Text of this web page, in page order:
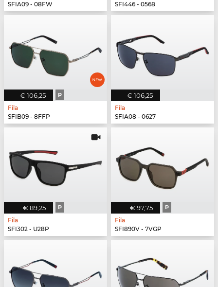
SFIA09 - 08FW
SFI446 - 0568
€ 106,25 P
Fila
SFIB09 - 8FFP
€ 106,25
Fila
SFIA08 - 0627
€ 89,25 P
Fila
SFI302 - U28P
€ 97,75 P
Fila
SFI890V - 7VGP